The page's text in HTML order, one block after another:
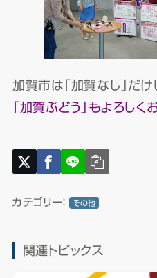
加賀市は「加賀なし」だけ
「加賀ぶどう」もよろし
カテゴリー： その他
関連トピックス